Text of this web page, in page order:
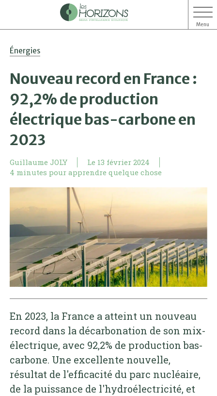
Menu
Énergies
Nouveau record en France :
92,2% de production
électrique bas-carbone en
2023
Guillaume JOLY Le 13 février 2024
4 minutes pour apprendre quelque chose
En 2023, la France a atteint un nouveau
record dans la décarbonation de son mix-
électrique, avec 92,2% de production bas-
carbone. Une excellente nouvelle,
résultat de l'efficacité du parc nucléaire,
de la puissance de l'hydroélectricité, et